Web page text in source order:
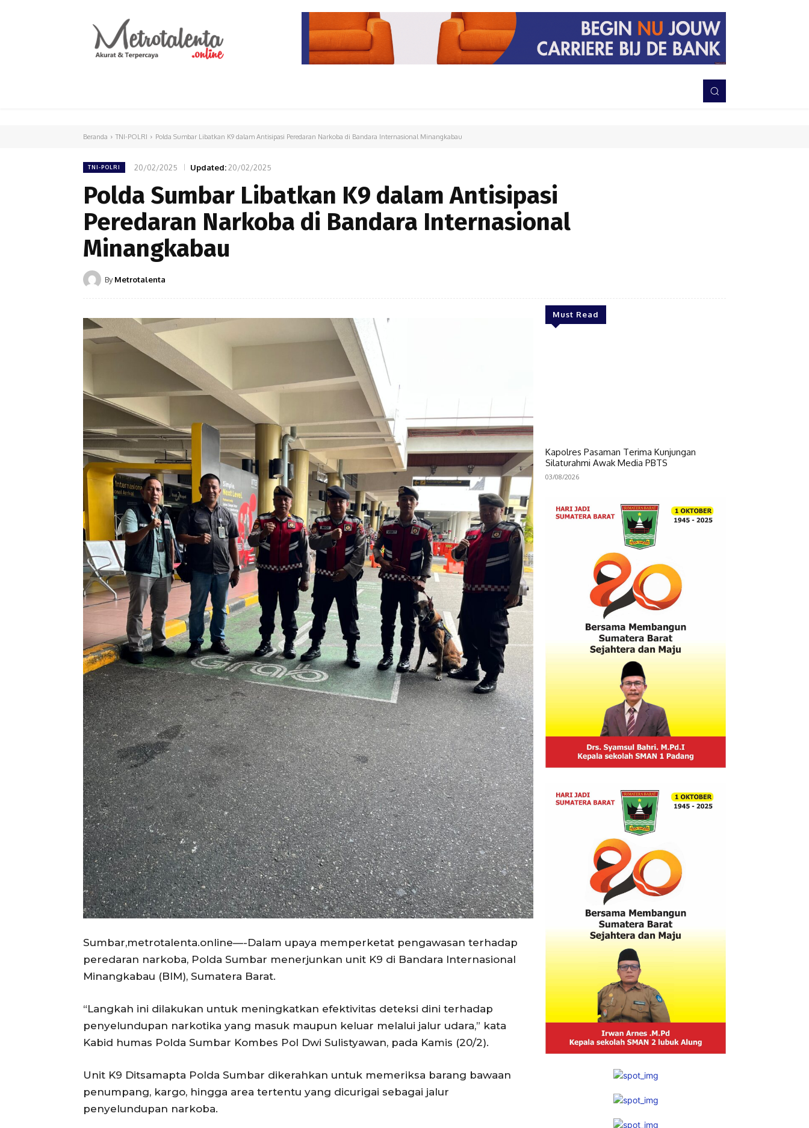
TNI-POLRI
Beranda TNI-POLRI Polda Sumbar Libatkan K9 dalam Antisipasi Peredaran Narkoba di Bandara Internasional Minangkabau
TNI-POLRI 20/02/2025 Updated:20/02/2025
Polda Sumbar Libatkan K9 dalam Antisipasi
Peredaran Narkoba di Bandara Internasional
Minangkabau
By Metrotalenta
Sumbar,metrotalenta.online—-Dalam upaya memperketat pengawasan terhadap
peredaran narkoba, Polda Sumbar menerjunkan unit K9 di Bandara Internasional
Minangkabau (BIM), Sumatera Barat.
“Langkah ini dilakukan untuk meningkatkan efektivitas deteksi dini terhadap
penyelundupan narkotika yang masuk maupun keluar melalui jalur udara,” kata
Kabid humas Polda Sumbar Kombes Pol Dwi Sulistyawan, pada Kamis (20/2).
Unit K9 Ditsamapta Polda Sumbar dikerahkan untuk memeriksa barang bawaan
penumpang, kargo, hingga area tertentu yang dicurigai sebagai jalur
penyelundupan narkoba.
Must Read
Kapolres Pasaman Terima Kunjungan
Silaturahmi Awak Media PBTS
03/08/2026